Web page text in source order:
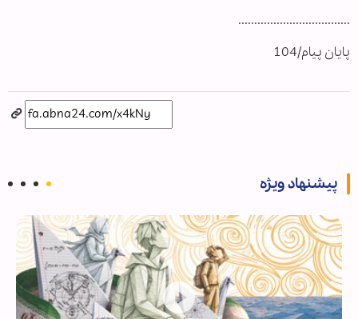
...................................
پایان پیام/104
پیشنهاد ویژه